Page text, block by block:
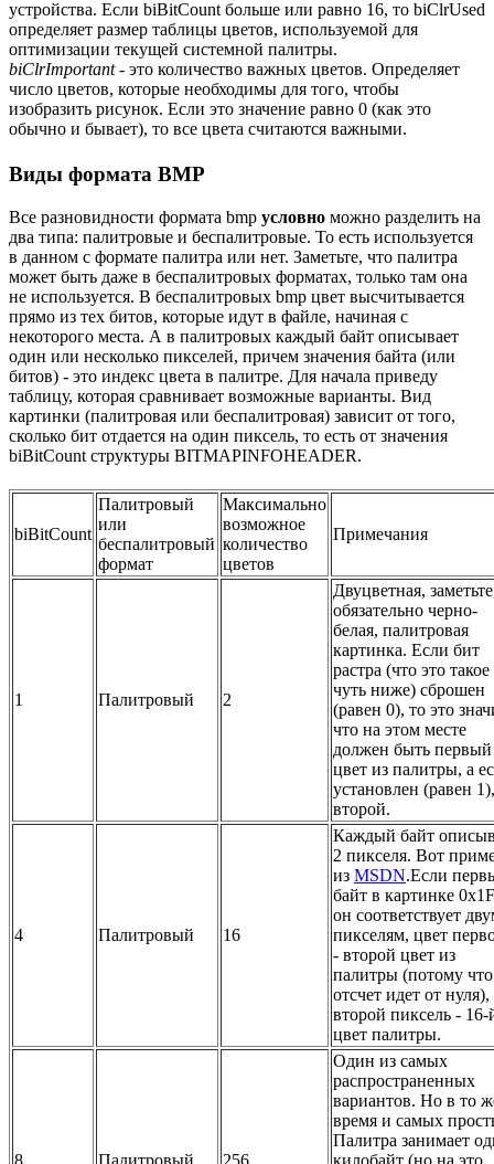
устройства. Если biBitCount больше или равно 16, то biClrUsed
определяет размер таблицы цветов, используемой для
оптимизации текущей системной палитры.
biClrImportant- это количество важных цветов. Определяет
число цветов, которые необходимы для того, чтобы
изобразить рисунок. Если это значение равно 0 (как это
обычно и бывает), то все цвета считаются важными.
Виды формата BMP
Все разновидности формата bmp условно можно разделить на
два типа: палитровые и беспалитровые. То есть используется
в данном с формате палитра или нет. Заметьте, что палитра
может быть даже в беспалитровых форматах, только там она
не используется. В беспалитровых bmp цвет высчитывается
прямо из тех битов, которые идут в файле, начиная с
некоторого места. А в палитровых каждый байт описывает
один или несколько пикселей, причем значения байта (или
битов) - это индекс цвета в палитре. Для начала приведу
таблицу, которая сравнивает возможные варианты. Вид
картинки (палитровая или беспалитровая) зависит от того,
сколько бит отдается на один пиксель, то есть от значения
biBitCount структуры BITMAPINFOHEADER.
biBitCount
Палитровый
или
беспалитровый
формат
Максимально
возможное
количество
цветов
Примечания
1 Палитровый 2
Двуцветная,
обязательно черно-
белая, палитровая
картинка. Если бит
растра (что это такое
чуть ниже) сброшен
(равен 0), то это
что на этом месте
должен быть первый
цвет из палитры, а
установлен (равен
второй.
4 Палитровый 16
Каждый байт
2 пикселя. Вот
из MSDN.Если
байт в картинке
он соответствует
пикселям, цвет
- второй цвет из
палитры (потому что
отсчет идет от нуля),
второй пиксель - 16-
цвет палитры.
Один из самых
распространенных
вариантов. Но в то
время и самых
Палитра занимает